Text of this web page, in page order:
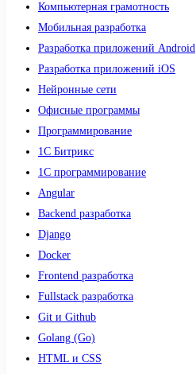
Компьютерная грамотность
Мобильная разработка
Разработка приложений Android
Разработка приложений iOS
Нейронные сети
Офисные программы
Программирование
1С Битрикс
1С программирование
Angular
Backend разработка
Django
Docker
Frontend разработка
Fullstack разработка
Git и Github
Golang (Go)
HTML и CSS